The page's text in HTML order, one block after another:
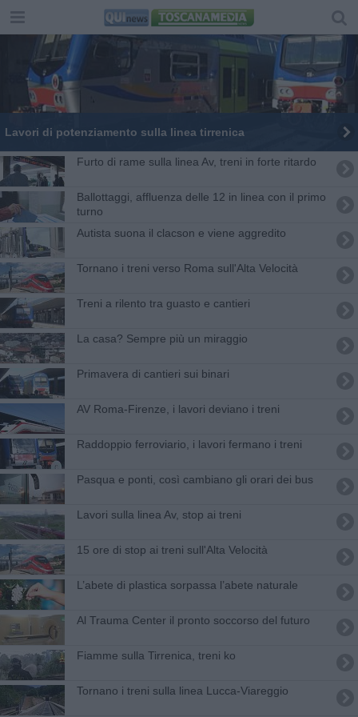
Lavori di potenziamento sulla linea tirrenica
Furto di rame sulla linea Av, treni in forte ritardo
Ballottaggi, affluenza delle 12 in linea con il primo
turno
Autista suona il clacson e viene aggredito
Tornano i treni verso Roma sull'Alta Velocità
Treni a rilento tra guasto e cantieri
La casa? Sempre più un miraggio
Primavera di cantieri sui binari
AV Roma-Firenze, i lavori deviano i treni
Raddoppio ferroviario, i lavori fermano i treni
Pasqua e ponti, così cambiano gli orari dei bus
Lavori sulla linea Av, stop ai treni
15 ore di stop ai treni sull'Alta Velocità
L’abete di plastica sorpassa l’abete naturale
Al Trauma Center il pronto soccorso del futuro
Fiamme sulla Tirrenica, treni ko
Tornano i treni sulla linea Lucca-Viareggio